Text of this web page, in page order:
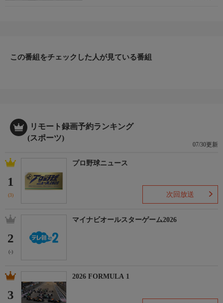
この番組をチェックした人が見ている番組
リモート録画予約ランキング
(スポーツ)
07/30更新
1
(3)
プロ野球ニュース
次回放送
2
(-)
マイナビオールスターゲーム2026
3
2026 FORMULA 1